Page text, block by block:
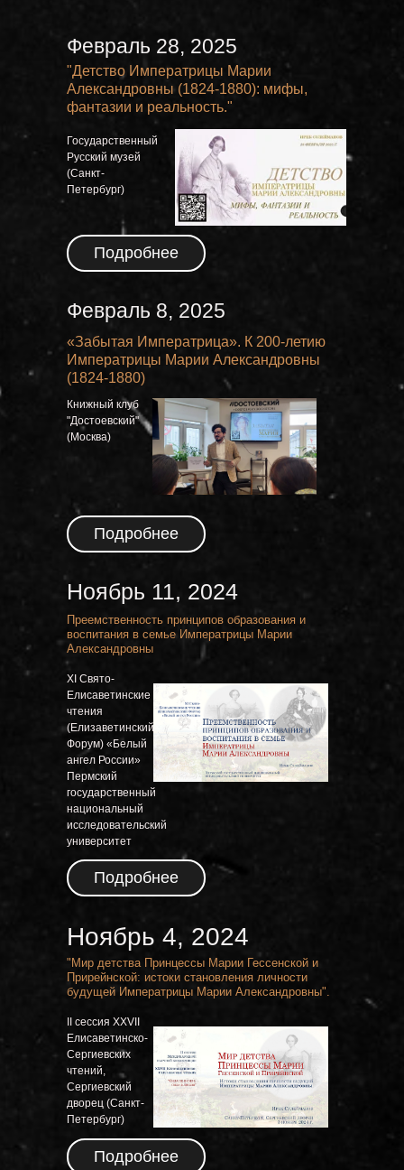
Февраль 28, 2025
"Детство Императрицы Марии
Александровны (1824-1880): мифы,
фантазии и реальность."
Государственный
Русский музей
(Санкт-
Петербург)
Подробнее
Февраль 8, 2025
«Забытая Императрица». К 200-летию
Императрицы Марии Александровны
(1824-1880)
Книжный клуб
"Достоевский"
(Москва)
Подробнее
Ноябрь 11, 2024
Преемственность принципов образования и
воспитания в семье Императрицы Марии
Александровны
XI Свято-
Елисаветинские
чтения
(Елизаветинский
Форум) «Белый
ангел России»
Пермский
государственный
национальный
исследовательский
университет
Подробнее
Ноябрь 4, 2024
"Мир детства Принцессы Марии Гессенской и
Прирейнской: истоки становления личности
будущей Императрицы Марии Александровны".
II сессия XXVII
Елисаветинско-
Сергиевских
чтений,
Сергиевский
дворец (Санкт-
Петербург)
Подробнее